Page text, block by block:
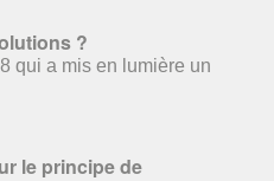
?
qui a mis en lumière un
le principe de